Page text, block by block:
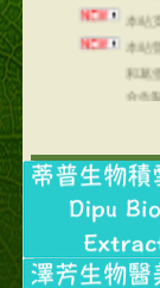
本站
和葛
合作
本站